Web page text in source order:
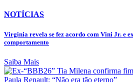
NOTÍCIAS
Virginia revela se fez acordo com Vini Jr. e
comportamento
Saiba Mais